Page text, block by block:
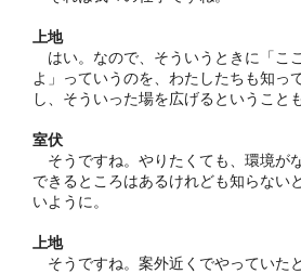
上地
はい。なので、そういうときに「こ
よ」っていうのを、わたしたちも知っ
し、そういった場を広げるということ
室伏
そうですね。やりたくても、環境が
できるところはあるけれども知らない
いように。
上地
そうですね。案外近くでやっていた